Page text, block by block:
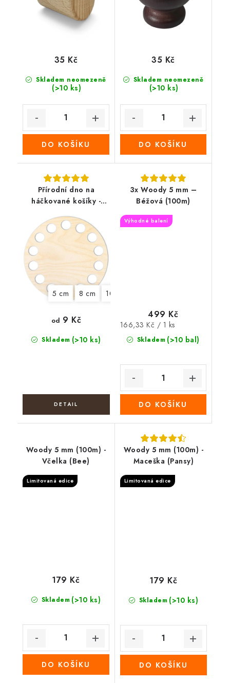
Skladem neomezeně
(>10 ks)
35 Kč
DO KOŠÍKU
Skladem neomezeně
(>10 ks)
35 Kč
DO KOŠÍKU
Přírodní dno na
háčkované košíky -
5 cm 8 cm 10 cm
Skladem (>10 ks)
od 9 Kč
3x Woody 5 mm –
Béžová (100m)
Výhodné balení
Skladem (>10 bal)
499 Kč
Měrná
cena:
166,33 Kč / 1 ks
DO KOŠÍKU
Woody 5 mm (100m) -
Včelka (Bee)
Limitovaná edice
Skladem (>10 ks)
179 Kč
DO KOŠÍKU
Woody 5 mm (100m) -
Maceška (Pansy)
Limitovaná edice
Skladem (>10 ks)
179 Kč
DO KOŠÍKU